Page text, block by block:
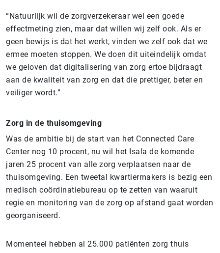
“Natuurlijk wil de zorgverzekeraar wel een goede
effectmeting zien, maar dat willen wij zelf ook. Als er
geen bewijs is dat het werkt, vinden we zelf ook dat we
ermee moeten stoppen. We doen dit uiteindelijk omdat
we geloven dat digitalisering van zorg ertoe bijdraagt
aan de kwaliteit van zorg en dat die prettiger, beter en
veiliger wordt.”
Zorg in de thuisomgeving
Was de ambitie bij de start van het Connected Care
Center nog 10 procent, nu wil het Isala de komende
jaren 25 procent van alle zorg verplaatsen naar de
thuisomgeving. Een tweetal kwartiermakers is bezig een
medisch coördinatiebureau op te zetten van waaruit
regie en monitoring van de zorg op afstand gaat worden
georganiseerd.
Momenteel hebben al 25.000 patiënten zorg thuis